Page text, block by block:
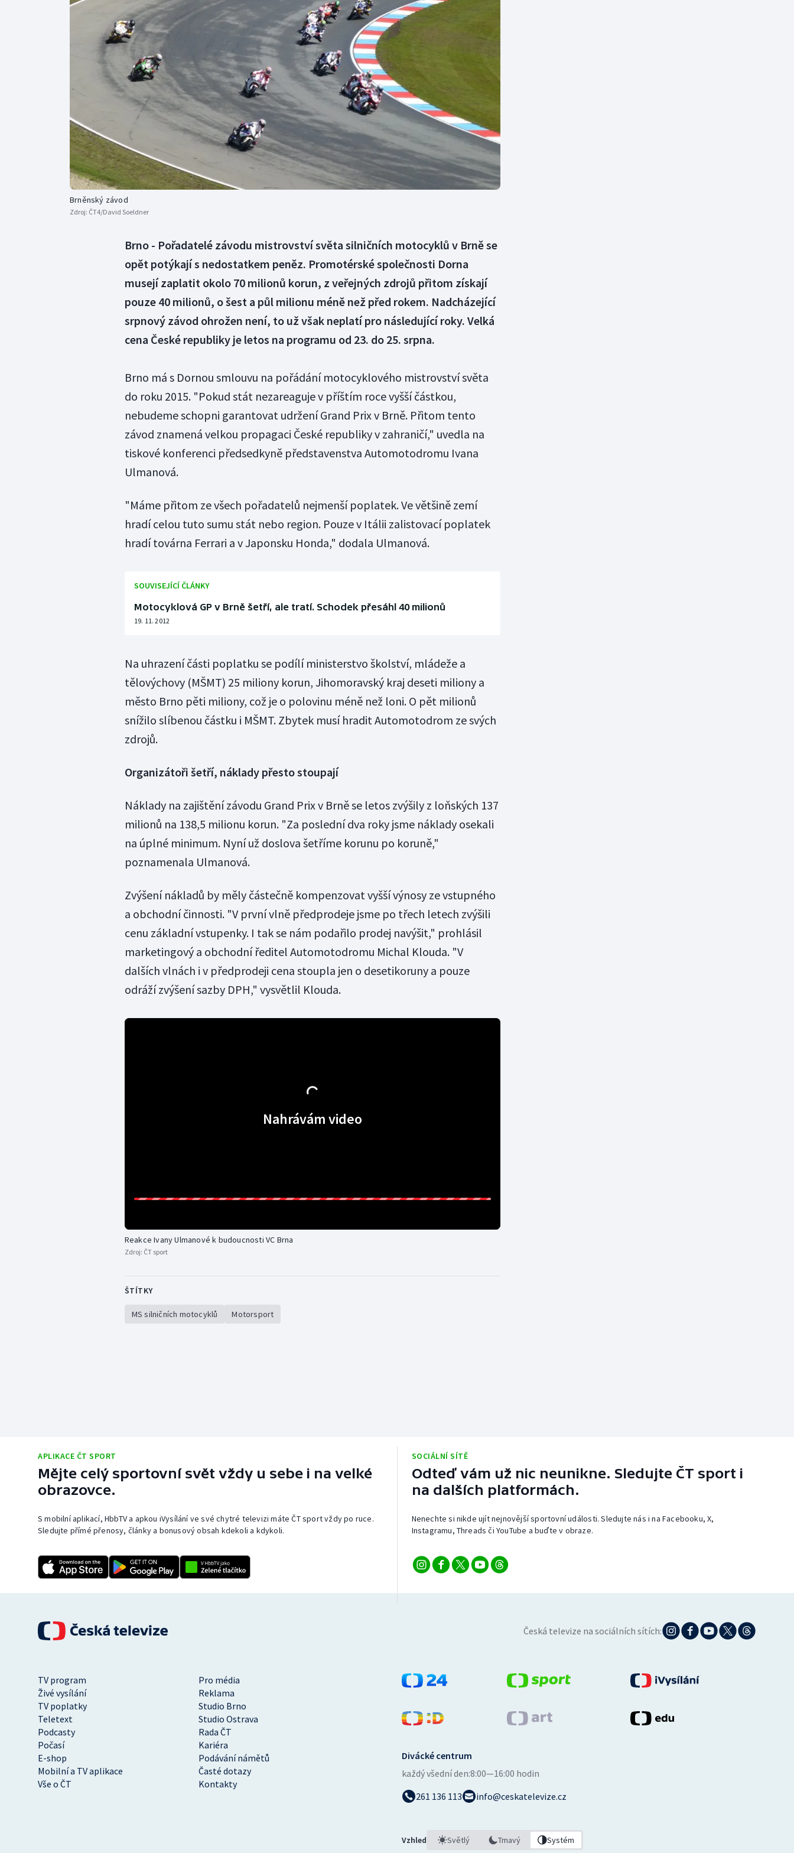
Curling
Florbal
Golf
Gymnastika
Moderní pětiboj
Motorsport
Olympijské hry
Parasport
Plavání
Plážový volejbal
Triatlon
Volejbal
Ostatní
Brněnský závod
Zdroj: ČT4/David Soeldner
Brno - Pořadatelé závodu mistrovství světa silničních motocyklů v Brně se
opět potýkají s nedostatkem peněz. Promotérské společnosti Dorna
musejí zaplatit okolo 70 milionů korun, z veřejných zdrojů přitom získají
pouze 40 milionů, o šest a půl milionu méně než před rokem. Nadcházející
srpnový závod ohrožen není, to už však neplatí pro následující roky. Velká
cena České republiky je letos na programu od 23. do 25. srpna.
Brno má s Dornou smlouvu na pořádání motocyklového mistrovství světa
do roku 2015. "Pokud stát nezareaguje v příštím roce vyšší částkou,
nebudeme schopni garantovat udržení Grand Prix v Brně. Přitom tento
závod znamená velkou propagaci České republiky v zahraničí," uvedla na
tiskové konferenci předsedkyně představenstva Automotodromu Ivana
Ulmanová.
"Máme přitom ze všech pořadatelů nejmenší poplatek. Ve většině zemí
hradí celou tuto sumu stát nebo region. Pouze v Itálii zalistovací poplatek
hradí továrna Ferrari a v Japonsku Honda," dodala Ulmanová.
SOUVISEJÍCÍ ČLÁNKY
Motocyklová GP v Brně šetří, ale tratí. Schodek přesáhl 40 milionů
19. 11. 2012
Na uhrazení části poplatku se podílí ministerstvo školství, mládeže a
tělovýchovy (MŠMT) 25 miliony korun, Jihomoravský kraj deseti miliony a
město Brno pěti miliony, což je o polovinu méně než loni. O pět milionů
snížilo slíbenou částku i MŠMT. Zbytek musí hradit Automotodrom ze svých
zdrojů.
Organizátoři šetří, náklady přesto stoupají
Náklady na zajištění závodu Grand Prix v Brně se letos zvýšily z loňských 137
milionů na 138,5 milionu korun. "Za poslední dva roky jsme náklady osekali
na úplné minimum. Nyní už doslova šetříme korunu po koruně,"
poznamenala Ulmanová.
Zvýšení nákladů by měly částečně kompenzovat vyšší výnosy ze vstupného
a obchodní činnosti. "V první vlně předprodeje jsme po třech letech zvýšili
cenu základní vstupenky. I tak se nám podařilo prodej navýšit," prohlásil
marketingový a obchodní ředitel Automotodromu Michal Klouda. "V
dalších vlnách i v předprodeji cena stoupla jen o desetikoruny a pouze
odráží zvýšení sazby DPH," vysvětlil Klouda.
Nahrávám video
Reakce Ivany Ulmanové k budoucnosti VC Brna
Zdroj: ČT sport
ŠTÍTKY
MS silničních motocyklů Motorsport
APLIKACE ČT SPORT
Mějte celý sportovní svět vždy u sebe i na velké
obrazovce.
S mobilní aplikací, HbbTV a apkou iVysílání ve své chytré televizi máte ČT sport vždy po ruce.
Sledujte přímé přenosy, články a bonusový obsah kdekoli a kdykoli.
SOCIÁLNÍ SÍTĚ
Odteď vám už nic neunikne. Sledujte ČT sport i
na dalších platformách.
Nenechte si nikde ujít nejnovější sportovní události. Sledujte nás i na Facebooku, X,
Instagramu, Threads či YouTube a buďte v obraze.
Česká televize na sociálních sítích:
TV program
Pro média
Živé vysílání
Reklama
TV poplatky
Studio Brno
Teletext
Studio Ostrava
Podcasty
Rada ČT
Počasí
Kariéra
E-shop
Podávání námětů
Mobilní a TV aplikace
Časté dotazy
Vše o ČT
Kontakty
Divácké centrum
každý všední den:8:00—16:00 hodin
261 136 113
info@ceskatelevize.cz
Vzhled Světlý Tmavý Systém